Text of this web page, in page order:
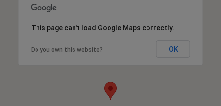
This page can't load Google Maps correctly.
Do you own this website? OK